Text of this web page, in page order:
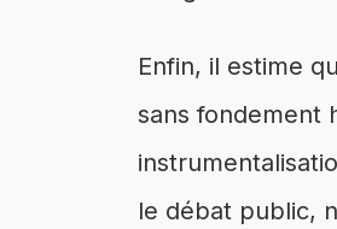
Enfin, il estime
sans fondement
le débat public,